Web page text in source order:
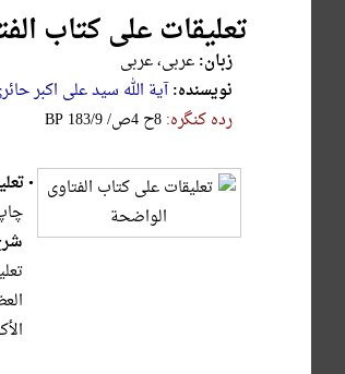
تعلیقات علی کتاب
زبان:عربی، عربی
نویسنده:آیة الله سید علی اکبر
رده کنگره:‎B‎P‎ ‎1‎8‎3‎/‎9‎ ‎/‎ص‎4‎ ‎ح‎8
•
چاپ